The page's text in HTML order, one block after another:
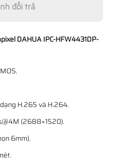
đổi trả
DAHUA IPC-HFW4431DP-
H.265 và H.264.
(2688×1520).
6mm).